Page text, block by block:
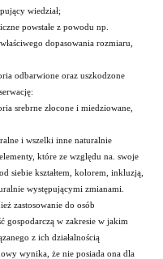
wiedział;
powstałe z powodu np.
dopasowania rozmiaru,
odbarwione oraz uszkodzone
srebrne złocone i miedziowane,
i wszelki inne naturalnie
które ze względu na. swoje
siebie kształtem, kolorem, inkluzją,
występującymi zmianami.
zastosowanie do osób
gospodarczą w zakresie w jakim
z ich działalnością
wynika, że nie posiada ona dla